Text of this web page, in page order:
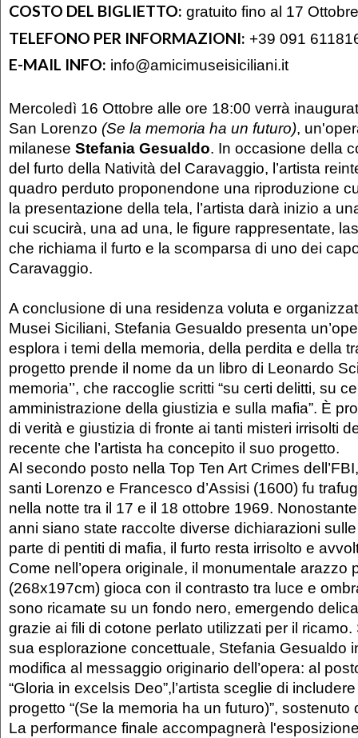
COSTO DEL BIGLIETTO: gratuito fino al 17
TELEFONO PER INFORMAZIONI: +39 091
E-MAIL INFO: info@amicimuseisiciliani.it
Mercoledì 16 Ottobre alle ore 18:00 verrà
San Lorenzo (Se la memoria ha un futuro),
milanese Stefania Gesualdo. In occasione della
del furto della Natività del Caravaggio, l’artista
quadro perduto proponendone una riproduzione
la presentazione della tela, l’artista darà inizio a
cui scucirà, una ad una, le figure rappresentate,
che richiama il furto e la scomparsa di uno dei
Caravaggio.
A conclusione di una residenza voluta e
Musei Siciliani, Stefania Gesualdo presenta
esplora i temi della memoria, della perdita e della
progetto prende il nome da un libro di Leonardo
memoria’’, che raccoglie scritti “su certi delitti, su
amministrazione della giustizia e sulla mafia”. È
di verità e giustizia di fronte ai tanti misteri irrisolti
recente che l’artista ha concepito il suo progetto.
Al secondo posto nella Top Ten Art Crimes
santi Lorenzo e Francesco d’Assisi (1600) fu
nella notte tra il 17 e il 18 ottobre 1969.
anni siano state raccolte diverse dichiarazioni
parte di pentiti di mafia, il furto resta irrisolto e
Come nell’opera originale, il monumentale arazzo
(268x197cm) gioca con il contrasto tra luce e
sono ricamate su un fondo nero, emergendo
grazie ai fili di cotone perlato utilizzati per il
sua esplorazione concettuale, Stefania Gesualdo
modifica al messaggio originario dell’opera: al
“Gloria in excelsis Deo”,l’artista sceglie di
progetto “(Se la memoria ha un futuro)”, sostenuto
La performance finale accompagnerà